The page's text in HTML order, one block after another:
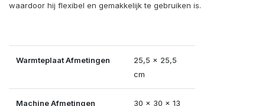
waardoor hij flexibel en gemakkelijk te gebruiken is.
Warmteplaat Afmetingen
25,5 x 25,5
cm
Machine Afmetingen
30 x 30 x 13